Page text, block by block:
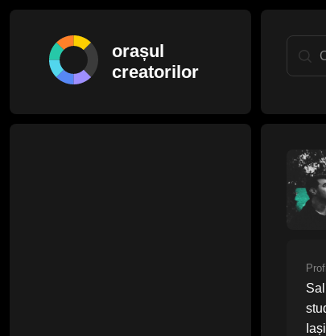
orașul
creatorilor